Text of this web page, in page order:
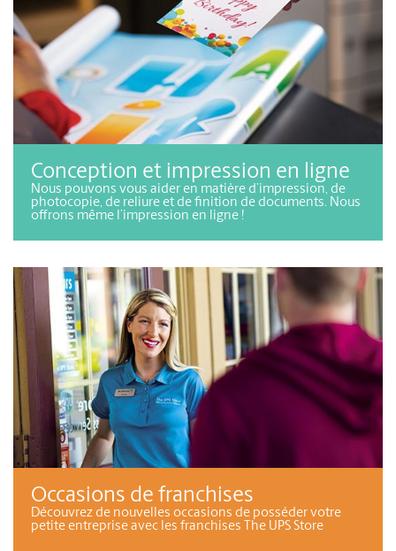
Nous pouvons vous aider en matière d’impression, de
photocopie, de reliure et de finition de documents. Nous
offrons même l’impression en ligne !